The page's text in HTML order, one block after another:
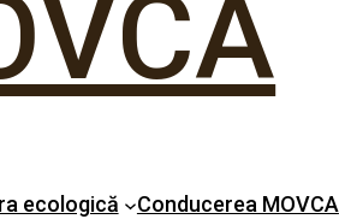
ecologică Conducerea MOVCA